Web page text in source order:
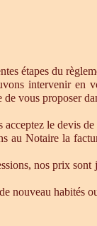
étapes du
intervenir en
vous proposer
le devis
au Notaire la
nos prix sont
nouveau habités